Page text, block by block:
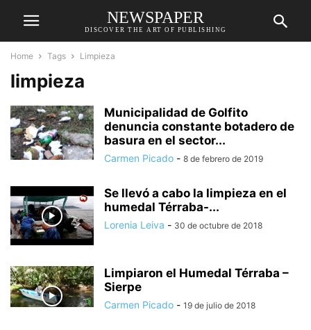
NEWSPAPER
DISCOVER THE ART OF PUBLISHING
Home Tags Limpieza
limpieza
Municipalidad de Golfito
denuncia constante botadero de
basura en el sector...
Carmen Picado - 8 de febrero de 2019
Se llevó a cabo la limpieza en el
humedal Térraba-...
Lorenia Leiva - 30 de octubre de 2018
Limpiaron el Humedal Térraba –
Sierpe
Carmen Picado - 19 de julio de 2018